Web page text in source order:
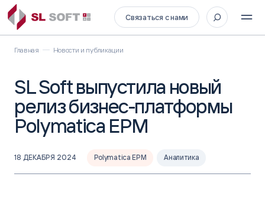
Связаться с нами
Главная Новости и публикации
SL Soft выпустила новый
релиз бизнес-платформы
Polymatica ЕРМ
18 ДЕКАБРЯ 2024 Polymatica EPM Аналитика